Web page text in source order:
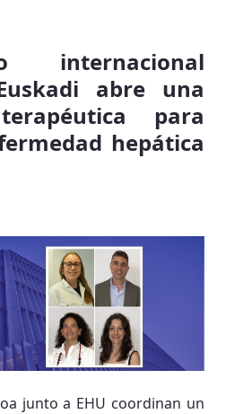
internacional
abre una
para
hepática
junto a EHU coordinan un